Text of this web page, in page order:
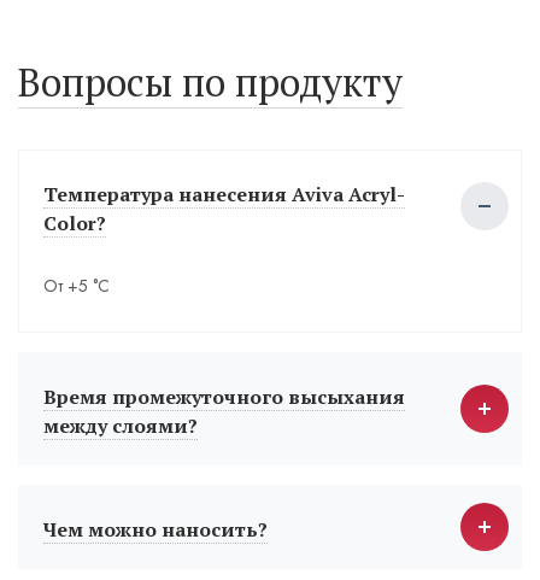
Вопросы по продукту
Температура нанесения Aviva Acryl-
Color?
От +5 °С
Время промежуточного высыхания
между слоями?
Чем можно наносить?